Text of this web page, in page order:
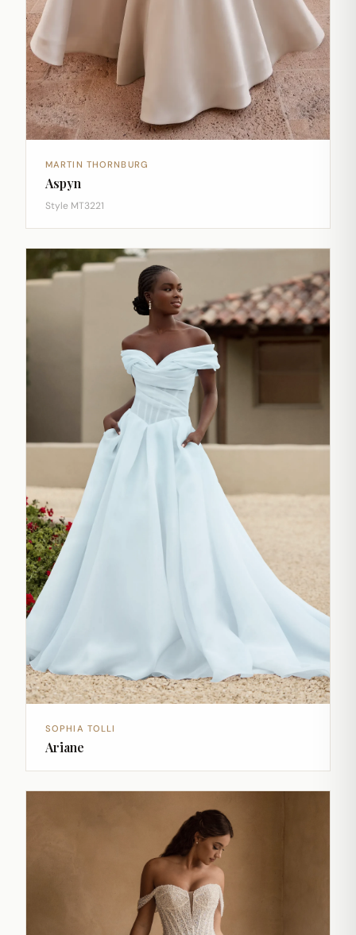
MARTIN THORNBURG
Aspyn
Style MT3221
SOPHIA TOLLI
Ariane